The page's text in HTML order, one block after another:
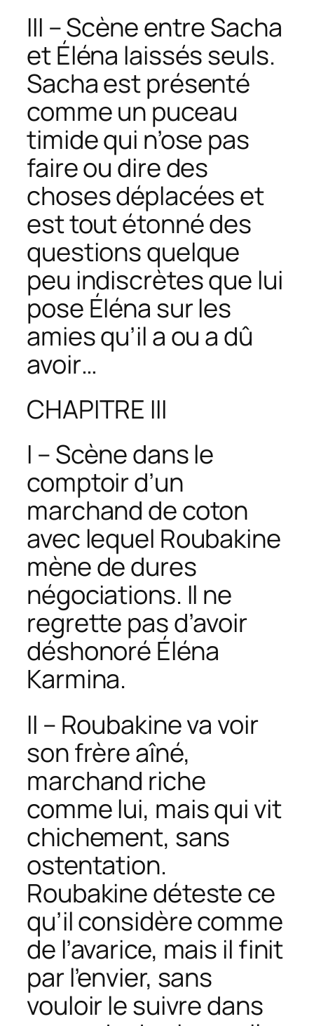
III – Scène entre Sacha
et Éléna laissés seuls.
Sacha est présenté
comme un puceau
timide qui n’ose pas
faire ou dire des
choses déplacées et
est tout étonné des
questions quelque
peu indiscrètes que lui
pose Éléna sur les
amies qu’il a ou a dû
avoir…
CHAPITRE III
I – Scène dans le
comptoir d’un
marchand de coton
avec lequel Roubakine
mène de dures
négociations. Il ne
regrette pas d’avoir
déshonoré Éléna
Karmina.
II – Roubakine va voir
son frère aîné,
marchand riche
comme lui, mais qui vit
chichement, sans
ostentation.
Roubakine déteste ce
qu’il considère comme
de l’avarice, mais il finit
par l’envier, sans
vouloir le suivre dans